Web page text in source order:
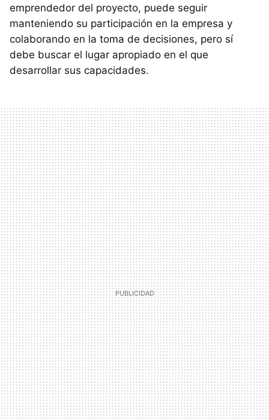
emprendedor del proyecto, puede seguir
manteniendo su participación en la empresa y
colaborando en la toma de decisiones, pero sí
debe buscar el lugar apropiado en el que
desarrollar sus capacidades.